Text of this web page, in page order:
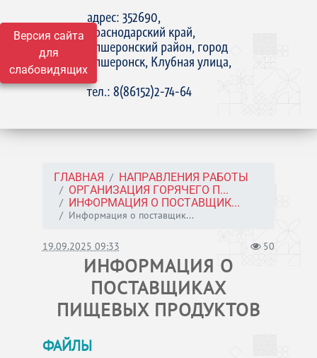
Версия сайта
для
слабовидящих
адрес: 352690,
Краснодарский край,
Апшеронский район, город
Апшеронск, Клубная улица,
15
тел.: 8(86152)2-74-64
ГЛАВНАЯ
НАПРАВЛЕНИЯ РАБОТЫ
ОРГАНИЗАЦИЯ ГОРЯЧЕГО П...
ИНФОРМАЦИЯ О ПОСТАВЩИК...
Информация о поставщик...
19.09.2025 09:33 50
ИНФОРМАЦИЯ О
ПОСТАВЩИКАХ
ПИЩЕВЫХ ПРОДУКТОВ
ФАЙЛЫ